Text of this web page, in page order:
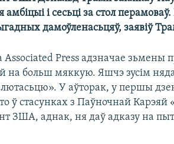
амбіцыі і сесьці за стол
дамоўленасьцяў, заявіў
Associated Press адзначае
на больш мяккую. Яшчэ зусім
лютасьцю». У аўторак, у першы
ў стасунках з Паўночнай
ЗША, аднак, ня даў адказу на